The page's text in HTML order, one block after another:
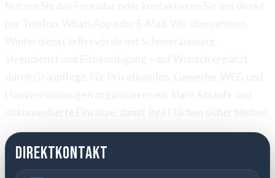
dokumentierte Einsätze, damit Ihre Flächen sicher bleiben.
Direktkontakt